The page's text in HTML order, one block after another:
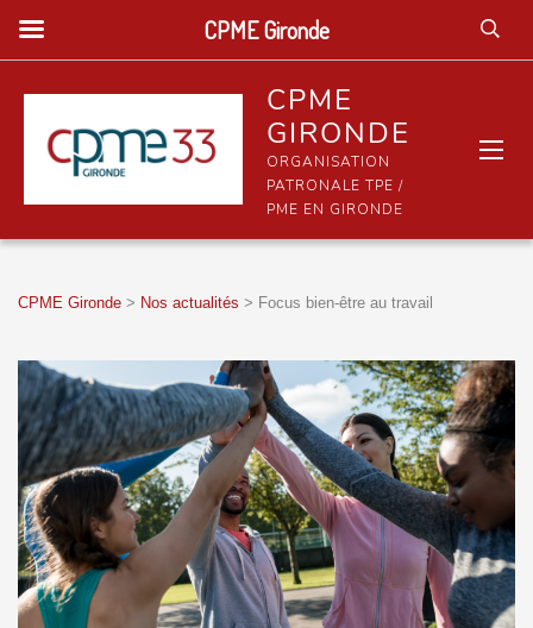
CPME
GIRONDE
ORGANISATION
PATRONALE TPE /
PME EN GIRONDE
CPME Gironde > Nos actualités > Focus bien-être au travail
CPME Gironde